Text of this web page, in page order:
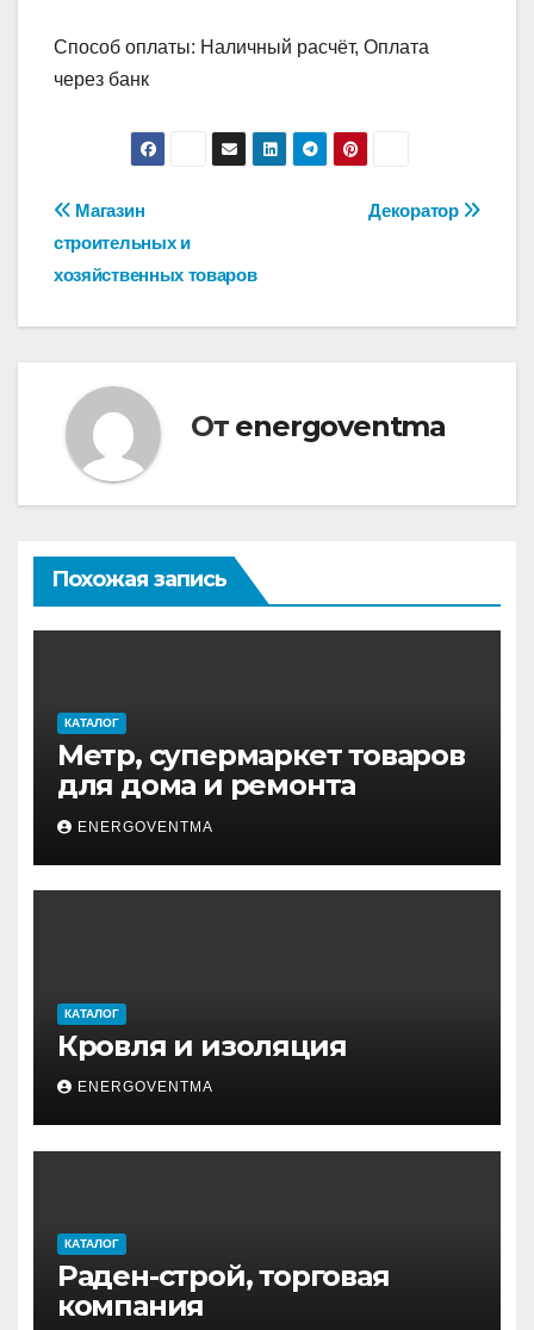
Способ оплаты: Наличный расчёт, Оплата
через банк
Навигация
по
записям
Декоратор
Магазин
строительных и
хозяйственных товаров
От energoventma
Похожая запись
КАТАЛОГ
Метр, супермаркет товаров
для дома и ремонта
ENERGOVENTMA
КАТАЛОГ
Кровля и изоляция
ENERGOVENTMA
КАТАЛОГ
Раден-строй, торговая
компания